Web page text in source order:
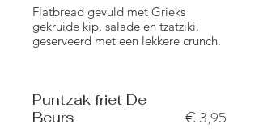
Flatbread gevuld met Grieks
gekruide kip, salade en tzatziki,
geserveerd met een lekkere crunch.
Puntzak friet De
Beurs
€ 3,95